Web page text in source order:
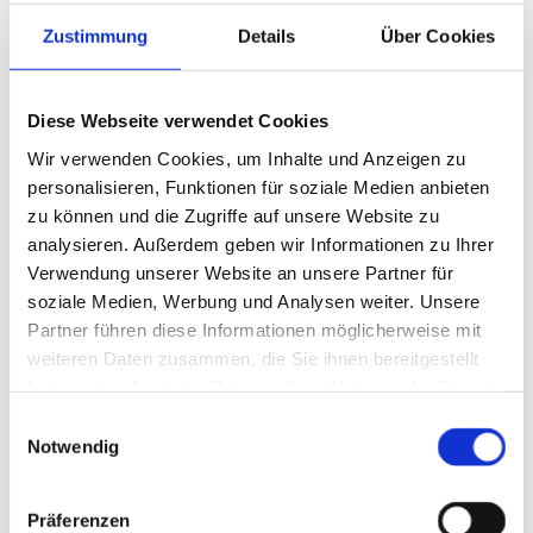
Zustimmung Details Über Cookies
Diese Webseite verwendet Cookies
Wir verwenden Cookies, um Inhalte und Anzeigen zu
personalisieren, Funktionen für soziale Medien anbieten
zu können und die Zugriffe auf unsere Website zu
analysieren. Außerdem geben wir Informationen zu Ihrer
Verwendung unserer Website an unsere Partner für
soziale Medien, Werbung und Analysen weiter. Unsere
Partner führen diese Informationen möglicherweise mit
weiteren Daten zusammen, die Sie ihnen bereitgestellt
Notwendig
Präferenzen
Springe · Foodtruck Wennigsen · Foodtruck
Nenndorf · Foodtruck Hameln · Foodtruck Bad
Pyrmont · Foodtruck Minden · Foodtruck Bielefeld ·
Foodtruck Bremen · Foodtruck Hamburg · Foodtruck
Oldenburg · Foodtruck Verden · Foodtruck
Lüneburg · Foodtruck Osnabrück
Jetzt Anfragen!
Anrede